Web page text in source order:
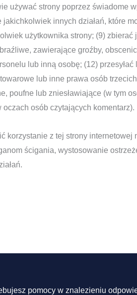
używać strony poprzez świadome
innych działań, które
użytkownika strony; (9)
zawierające groźby,
lub inną osobę; (12)
lub inne prawa osób
poufne lub zniesławiające (w tym
osób czytających komentarz).
z tej strony internetowej
ścigania, wystosowanie
pomocy w znalezieniu